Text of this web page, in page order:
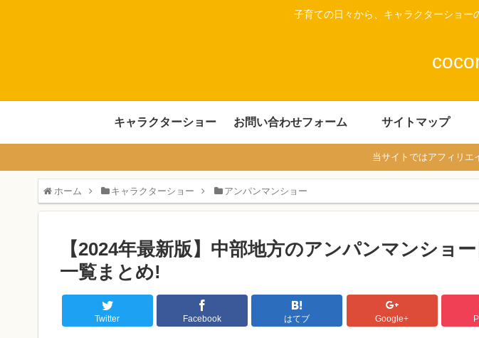
子育ての日々から、キャラクターショー
キャラクターショー お問い合わせフォーム サイトマップ
当サイトではアフィリエ
ホーム キャラクターショー アンパンマンショー
【2024年最新版】中部地方のアンパンマンショ
一覧まとめ!
Twitter Facebook はてブ Google+